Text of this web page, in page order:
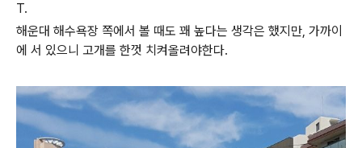
T.
해운대 해수욕장 쪽에서 볼 때도 꽤 높다는 생각은 했지만, 가까이
에 서 있으니 고개를 한껏 치켜올려야한다.